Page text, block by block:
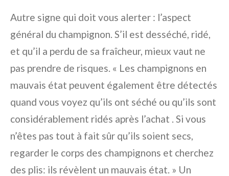
Autre signe qui doit vous alerter : l’aspect
général du champignon. S’il est desséché, ridé,
et qu’il a perdu de sa fraîcheur, mieux vaut ne
pas prendre de risques. « Les champignons en
mauvais état peuvent également être détectés
quand vous voyez qu’ils ont séché ou qu’ils sont
considérablement ridés après l’achat . Si vous
n’êtes pas tout à fait sûr qu’ils soient secs,
regarder le corps des champignons et cherchez
des plis: ils révèlent un mauvais état. » Un